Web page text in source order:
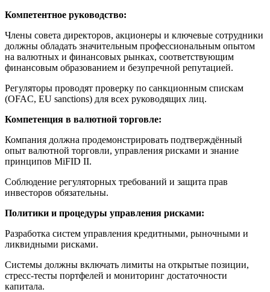
Компетентное руководство:
Члены совета директоров, акционеры и ключевые сотрудники
должны обладать значительным профессиональным опытом
на валютных и финансовых рынках, соответствующим
финансовым образованием и безупречной репутацией.
Регуляторы проводят проверку по санкционным спискам
(OFAC, EU sanctions) для всех руководящих лиц.
Компетенция в валютной торговле:
Компания должна продемонстрировать подтверждённый
опыт валютной торговли, управления рисками и знание
принципов MiFID II.
Соблюдение регуляторных требований и защита прав
инвесторов обязательны.
Политики и процедуры управления рисками:
Разработка систем управления кредитными, рыночными и
ликвидными рисками.
Системы должны включать лимиты на открытые позиции,
стресс-тесты портфелей и мониторинг достаточности
капитала.